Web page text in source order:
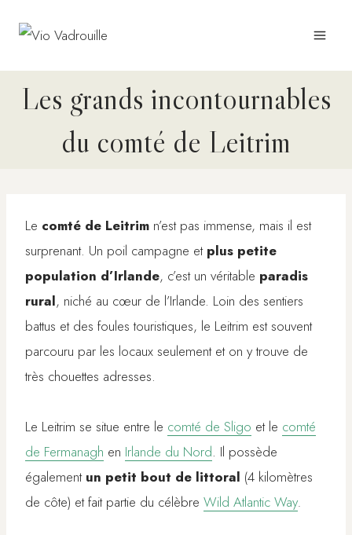
Les grands incontournables
du comté de Leitrim
Le comté de Leitrim n’est pas immense, mais il est
surprenant. Un poil campagne et plus petite
population d’Irlande, c’est un véritable paradis
rural, niché au cœur de l’Irlande. Loin des sentiers
battus et des foules touristiques, le Leitrim est souvent
parcouru par les locaux seulement et on y trouve de
très chouettes adresses.
Le Leitrim se situe entre le comté de Sligo et le comté
de Fermanagh en Irlande du Nord. Il possède
également un petit bout de littoral (4 kilomètres
de côte) et fait partie du célèbre Wild Atlantic Way.